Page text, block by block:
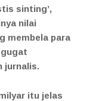
sinting’,
nilai
membela para
jurnalis.
itu jelas